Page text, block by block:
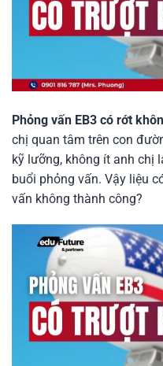
Phỏng vấn EB3 có rớt
chị quan tâm trên con
kỹ lưỡng, không ít anh chị
buổi phỏng vấn. Vậy liệu
vấn không thành công?